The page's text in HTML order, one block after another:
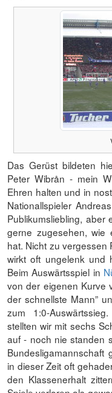
Das Gerüst bildeten
Peter Wibrån - mein
Ehren halten und in
Nationallspieler
Publikumsliebling, aber
gerne zugesehen, wie
hat. Nicht zu vergessen
wirkt oft ungelenk und
Beim Auswärtsspiel in
von der eigenen Kurve
der schnellste Mann”
zum 1:0-
stellten wir mit sechs
auf - noch nie standen
Bundesligamannschaft
in dieser Zeit oft
den Klassenerhalt